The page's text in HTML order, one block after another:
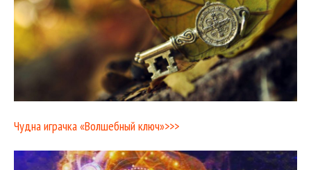
Чудна играчка «Волшебный ключ»>>>